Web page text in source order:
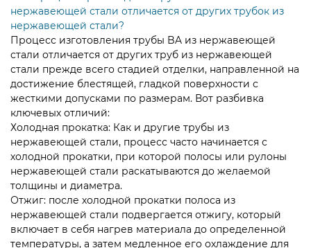
нержавеющей стали отличается от других трубок из
нержавеющей стали?
Процесс изготовления трубы BA из нержавеющей
стали отличается от других труб из нержавеющей
стали прежде всего стадией отделки, направленной на
достижение блестящей, гладкой поверхности с
жесткими допусками по размерам. Вот разбивка
ключевых отличий:
Холодная прокатка: Как и другие трубы из
нержавеющей стали, процесс часто начинается с
холодной прокатки, при которой полосы или рулоны
нержавеющей стали раскатываются до желаемой
толщины и диаметра.
Отжиг: после холодной прокатки полоса из
нержавеющей стали подвергается отжигу, который
включает в себя нагрев материала до определенной
температуры, а затем медленное его охлаждение для